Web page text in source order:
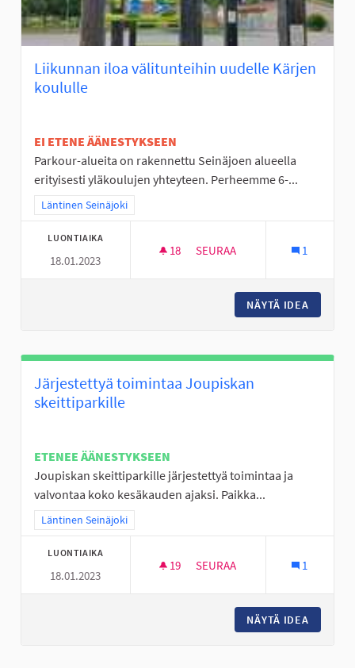
Liikunnan iloa välitunteihin uudelle Kärjen
koululle
EI ETENE ÄÄNESTYKSEEN
Parkour-alueita on rakennettu Seinäjoen alueella
erityisesti yläkoulujen yhteyteen. Perheemme 6-...
Rajaa tulokset teeman mukaan: Läntinen Seinäjoki
Läntinen Seinäjoki
LUONTIAIKA
18.01.2023
18 18 SEURAAJAA
SEURAA 1
NÄYTÄ IDEA
Järjestettyä toimintaa Joupiskan
skeittiparkille
ETENEE ÄÄNESTYKSEEN
Joupiskan skeittiparkille järjestettyä toimintaa ja
valvontaa koko kesäkauden ajaksi. Paikka...
Rajaa tulokset teeman mukaan: Läntinen Seinäjoki
Läntinen Seinäjoki
LUONTIAIKA
18.01.2023
19 19 SEURAAJAA
SEURAA 1
NÄYTÄ IDEA